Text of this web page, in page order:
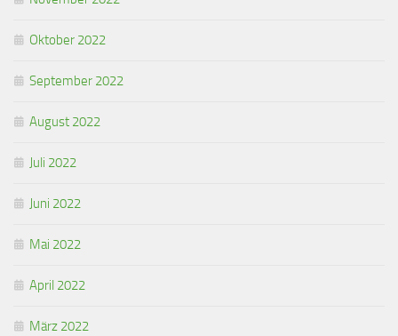
Oktober 2022
September 2022
August 2022
Juli 2022
Juni 2022
Mai 2022
April 2022
März 2022